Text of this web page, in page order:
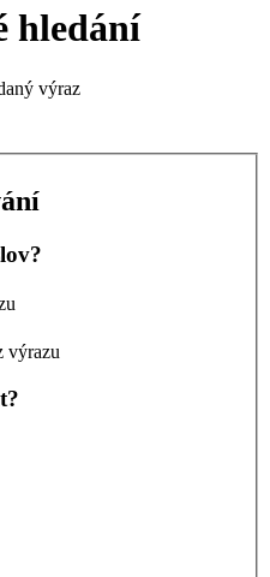
hledání
výraz
výrazu